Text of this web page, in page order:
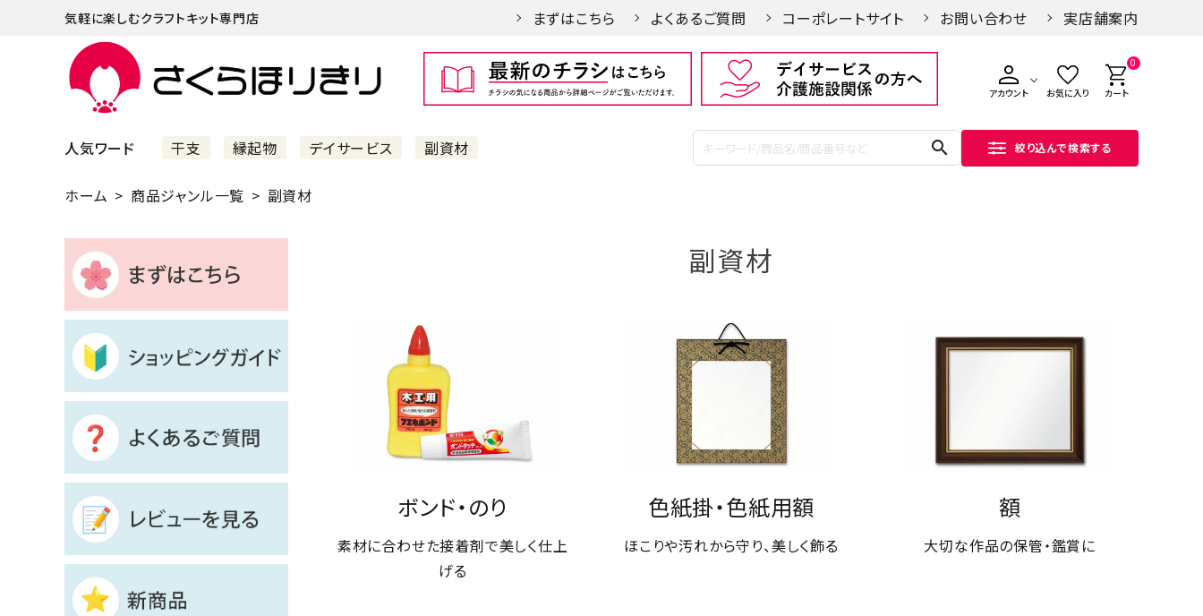
気軽に楽しむクラフトキット専門店 まずはこちら よくあるご質問 コーポレートサイト お問い合わせ 実店舗案内
アカウント お気に入り
0
カート
人気ワード 干支 縁起物 デイサービス 副資材 search 絞り込んで検索する
まずはこちら
ショッピングガイド
よくあるご質問
すべての商品
新着商品
診断チャート
ジャンルで選ぶ
レビューを見る
コーポレートサイト
実店舗案内
ホーム 商品ジャンル一覧 副資材
副資材
ボンド・のり
素材に合わせた接着剤で美しく仕上
げる
色紙掛・色紙用額
ほこりや汚れから守り、美しく飾る
額
大切な作品の保管・鑑賞に